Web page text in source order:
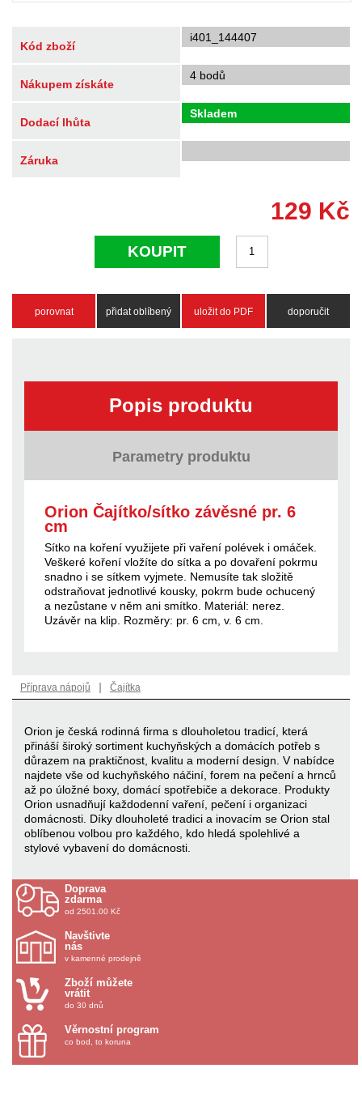
Kód zboží
i401_144407
Nákupem získáte
4 bodů
Dodací lhůta
Skladem
Záruka
129 Kč
KOUPIT
porovnat přidat oblíbený uložit do PDF doporučit
Popis produktu
Parametry produktu
Orion Čajítko/sítko závěsné pr. 6
cm
Sítko na koření využijete při vaření polévek i omáček.
Veškeré koření vložíte do sítka a po dovaření pokrmu
snadno i se sítkem vyjmete. Nemusíte tak složitě
odstraňovat jednotlivé kousky, pokrm bude ochucený
a nezůstane v něm ani smítko. Materiál: nerez.
Uzávěr na klip. Rozměry: pr. 6 cm, v. 6 cm.
Příprava nápojů | Čajítka
Orion je česká rodinná firma s dlouholetou tradicí, která
přináší široký sortiment kuchyňských a domácích potřeb s
důrazem na praktičnost, kvalitu a moderní design. V nabídce
najdete vše od kuchyňského náčiní, forem na pečení a hrnců
až po úložné boxy, domácí spotřebiče a dekorace. Produkty
Orion usnadňují každodenní vaření, pečení i organizaci
domácnosti. Díky dlouholeté tradici a inovacím se Orion stal
oblíbenou volbou pro každého, kdo hledá spolehlivé a
stylové vybavení do domácnosti.
Doprava
zdarma
od 2501.00 Kč
Navštivte
nás
v kamenné prodejně
Zboží můžete
vrátit
do 30 dnů
Věrnostní program
co bod, to koruna